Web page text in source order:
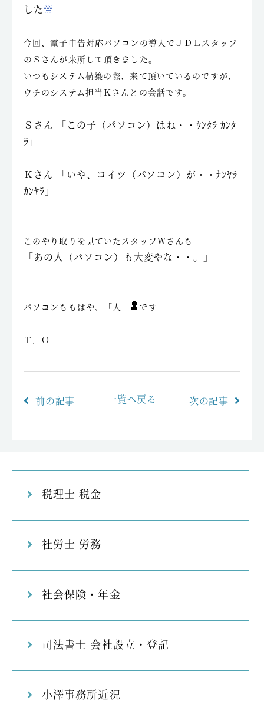
税理士 税金
社労士 労務
社会保険・年金
司法書士 会社設立・登記
小澤事務所近況
した
今回、電子申告対応パソコンの導入でＪＤＬスタッフ
のＳさんが来所して頂きました。
いつもシステム構築の際、来て頂いているのですが、
ウチのシステム担当Ｋさんとの会話です。
Ｓさん 「この子（パソコン）はね・・ｳﾝﾀﾗ ｶﾝﾀ
ﾗ」
Ｋさん 「いや、コイツ（パソコン）が・・ﾅﾝﾔﾗ
ｶﾝﾔﾗ」
このやり取りを見ていたスタッフＷさんも
「あの人（パソコン）も大変やな・・。」
パソコンももはや、「人」 です
Ｔ．Ｏ
前の記事 一覧へ戻る 次の記事